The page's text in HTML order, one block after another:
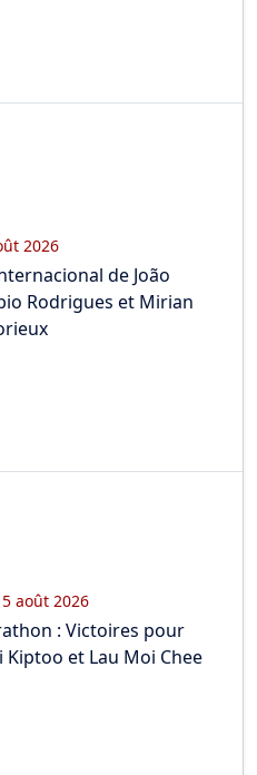
2026
de João
Rodrigues et Mirian
août 2026
: Victoires pour
Kiptoo et Lau Moi Chee